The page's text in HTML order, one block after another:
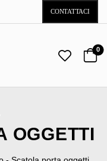
CONTATTACI
0
OGGETTI